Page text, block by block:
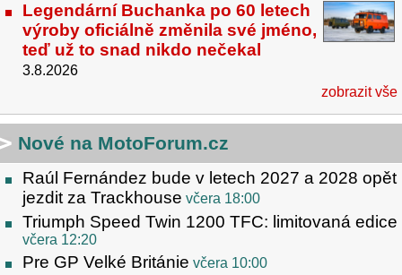
Legendární Buchanka po 60 letech
výroby oficiálně změnila své jméno,
teď už to snad nikdo nečekal
3.8.2026
zobrazit vše
Nové na MotoForum.cz
Raúl Fernández bude v letech 2027 a 2028 opět
jezdit za Trackhouse včera 18:00
Triumph Speed Twin 1200 TFC: limitovaná edice
včera 12:20
Pre GP Velké Británie včera 10:00